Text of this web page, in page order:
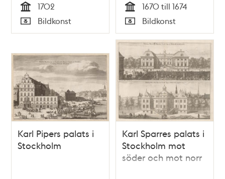
Tid
1702
Typ
Bildkonst Tid
1670 till 1674
Typ
Bildkonst
Karl Pipers palats i
Stockholm
Karl Sparres palats i
Stockholm mot
söder och mot norr